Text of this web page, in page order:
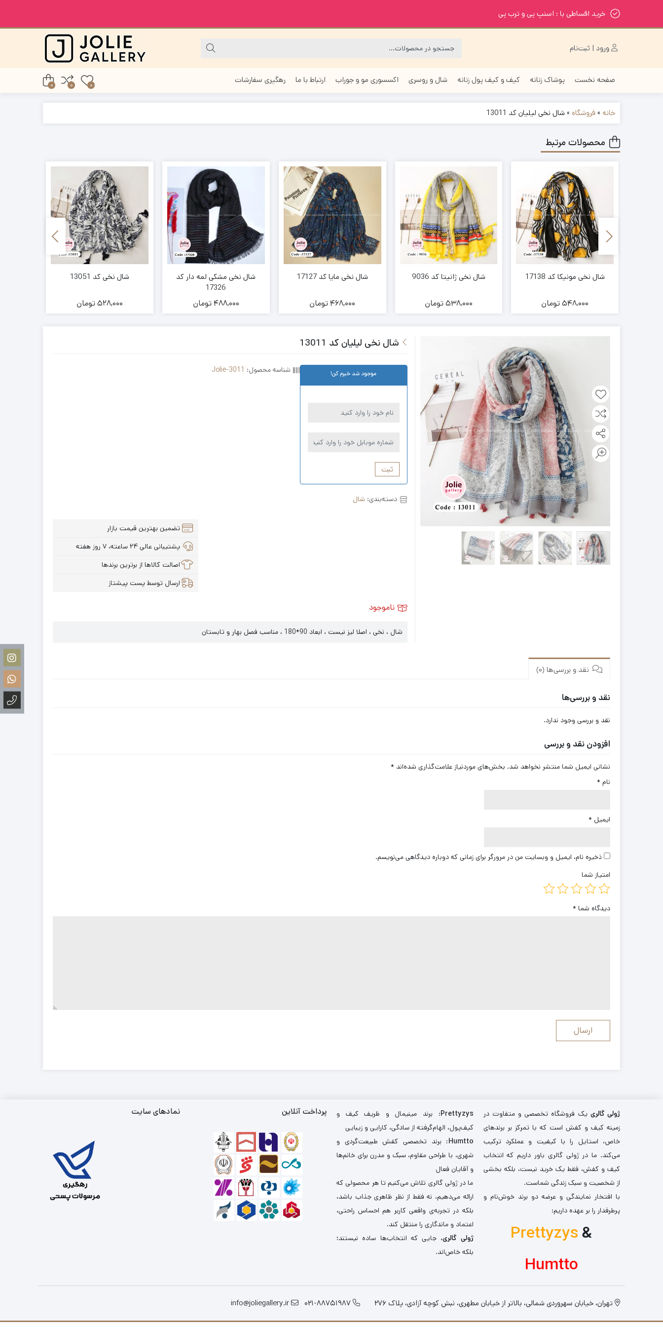
خرید اقساطی با : اسنپ پی و ترب پی
ورود | ثبت‌نام
صفحه نخست پوشاک زنانه کیف و کیف پول زنانه شال و روسری اکسسوری مو و جوراب ارتباط با ما رهگیری سفارشات
0
0
0
خانه »فروشگاه »شال نخی لیلیان کد 13011
محصولات مرتبط
شال نخی مونیکا کد 17138
548,000تومان
شال نخی ژانیتا کد 9036
538,000تومان
شال نخی مایا کد 17127
468,000 تومان
شال نخی مشکی لمه دار کد
17326
488,000 تومان
شال نخی کد 13051
528,000تومان
شال نخی لیلیان کد 13011
موجود شد خبرم کن!
ثبت
شناسه محصول: Jolie-3011
دسته‌بندی: شال
تضمین بهترین قیمت بازار
پشتیبانی عالی ۲۴ ساعته، ۷ روز هفته
اصالت کالاها از برترین برندها
ارسال توسط پست پیشتاز
ناموجود
شال ، نخی ، اصلا لیز نیست ، ابعاد 90*180 ، مناسب فصل بهار و تابستان
نقد و بررسی‌ها (0)
نقد و بررسی‌ها
نقد و بررسی وجود ندارد.
افزودن نقد و بررسی
نشانی ایمیل شما منتشر نخواهد شد. بخش‌های موردنیاز علامت‌گذاری شده‌اند *
نام *
ایمیل *
ذخیره نام، ایمیل و وبسایت من در مرورگر برای زمانی که دوباره دیدگاهی می‌نویسم.
امتیاز شما
دیدگاه شما *
ژولی گالری یک فروشگاه تخصصی و متفاوت در
زمینه کیف و کفش است که با تمرکز بر برندهای
خاص، استایل را با کیفیت و عملکرد ترکیب
می‌کند. ما در ژولی گالری باور داریم که انتخاب
کیف و کفش، فقط یک خرید نیست، بلکه بخشی
از شخصیت و سبک زندگی شماست.
با افتخار نمایندگی و عرضه دو برند خوش‌نام و
پرطرفدار را بر عهده داریم:
Prettyzys&
Humtto
Prettyzys: برند مینیمال و ظریف کیف و
کیف‌پول، الهام‌گرفته از سادگی، کارایی و زیبایی
Humtto: برند تخصصی کفش طبیعت‌گردی و
شهری، با طراحی مقاوم، سبک و مدرن برای خانم‌ها
و آقایان فعال
ما در ژولی گالری تلاش می‌کنیم تا هر محصولی که
ارائه می‌دهیم، نه فقط از نظر ظاهری جذاب باشد،
بلکه در تجربه‌ی واقعی کاربر هم احساس راحتی،
اعتماد و ماندگاری را منتقل کند.
ژولی گالری، جایی که انتخاب‌ها ساده نیستند؛
بلکه خاص‌اند.
پرداخت آنلاین نمادهای سایت
تهران، خیابان سهروردی شمالی، بالاتر از خیابان مطهری، نبش کوچه آزادی، پلاک 276 021-88751987
info@joliegallery.ir